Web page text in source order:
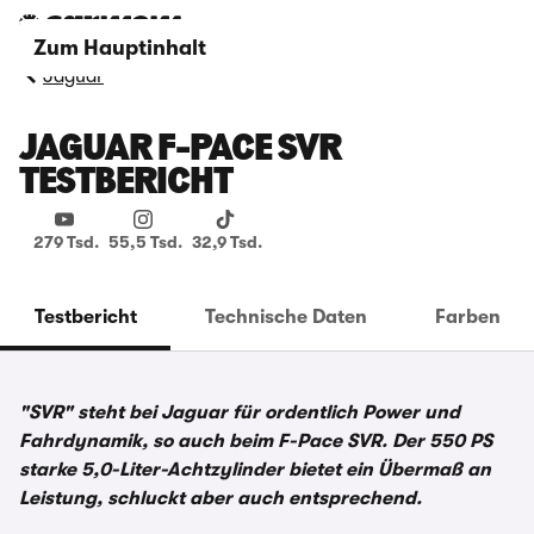
Zum Hauptinhalt
Jaguar
JAGUAR F-PACE SVR
TESTBERICHT
279 Tsd. 55,5 Tsd. 32,9 Tsd.
Testbericht Technische Daten Farben
"SVR" steht bei Jaguar für ordentlich Power und
Fahrdynamik, so auch beim F-Pace SVR. Der 550 PS
starke 5,0-Liter-Achtzylinder bietet ein Übermaß an
Leistung, schluckt aber auch entsprechend.